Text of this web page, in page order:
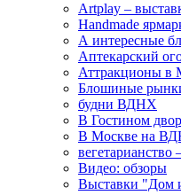
Artplay –
Handmade
А интересные
Аптекарский
Аттракционы в
Блошиные
будни ВДНХ
В Гостином
В Москве на
вегетарианство
Видео: обзоры
Выставки "Дом